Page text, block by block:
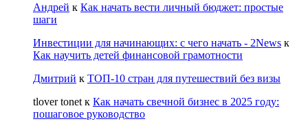
Андрей к Как начать вести личный бюджет: простые
шаги
Инвестиции для начинающих: с чего начать - 2News к
Как научить детей финансовой грамотности
Дмитрий к ТОП-10 стран для путешествий без визы
tlover tonet к Как начать свечной бизнес в 2025 году:
пошаговое руководство